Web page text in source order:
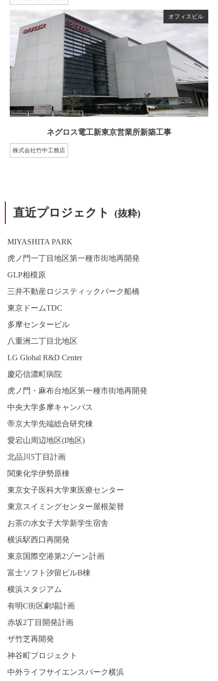
オフィスビル
ネグロス電工新東京営業所新築工事
株式会社竹中工務店
直近プロジェクト (抜粋)
MIYASHITA PARK
虎ノ門一丁目地区第一種市街地再開発
GLP相模原
三井不動産ロジスティックパーク船橋
東京ドームTDC
多摩センタービル
八重洲二丁目北地区
LG Global R&D Center
慶応信濃町病院
虎ノ門・麻布台地区第一種市街地再開発
中央大学多摩キャンパス
帝京大学先端総合研究棟
愛宕山周辺地区(I地区)
北品川5丁目計画
関東化学伊勢原棟
東京女子医科大学東医療センター
東京スイミングセンター屋根架替
お茶の水女子大学新学生宿舎
横浜駅西口再開発
東京国際空港第2ゾーン計画
富士ソフト汐留ビルB棟
横浜スタジアム
有明C街区劇場計画
赤坂2丁目開発計画
ザ竹芝再開発
神谷町プロジェクト
中外ライフサイエンスパーク横浜